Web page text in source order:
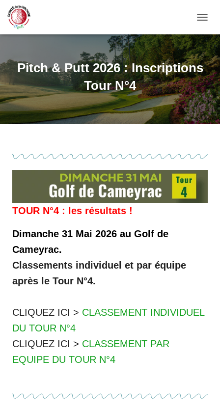
Pitch & Putt 2026 : Inscriptions
Tour N°4
TOUR N°4 : les résultats !
Dimanche 31 Mai 2026 au Golf de
Cameyrac.
Classements individuel et par équipe
après le Tour N°4.
CLIQUEZ ICI > CLASSEMENT INDIVIDUEL
DU TOUR N°4
CLIQUEZ ICI > CLASSEMENT PAR
EQUIPE DU TOUR N°4